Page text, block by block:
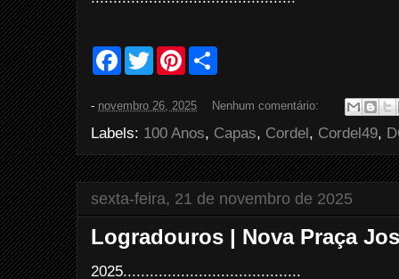
F
b
o
k
T
w
t
r
P
e
e
s
t
e
- novembro 26, 2025 Nenhum comentário:
Labels: 100 Anos, Capas, Cordel, Cordel49,
sexta-feira, 21 de novembro de 2025
Logradouros | Nova Praça
2025........................................